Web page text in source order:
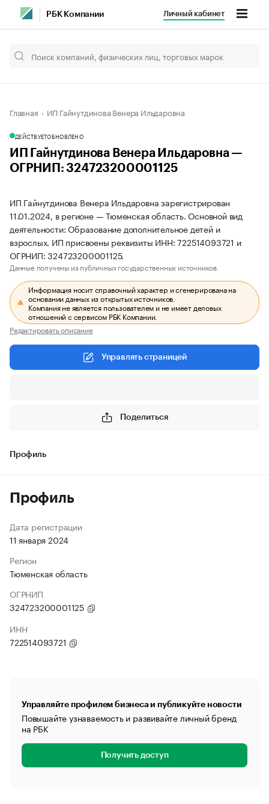
РБК Компании Личный кабинет
Главная ИП Гайнутдинова Венера Ильдаровна
ДЕЙСТВУЕТОБНОВЛЕНО
ИП Гайнутдинова Венера Ильдаровна —
ОГРНИП: 324723200001125
ИП Гайнутдинова Венера Ильдаровна зарегистрирован
11.01.2024, в регионе — Тюменская область. Основной вид
деятельности: Образование дополнительное детей и
взрослых. ИП присвоены реквизиты ИНН: 722514093721 и
ОГРНИП: 324723200001125.
Данные получены из публичных государственных источников.
Информация носит справочный характер и сгенерирована на
основании данных из открытых источников.
Компания не является пользователем и не имеет деловых
отношений с сервисом РБК Компании.
Редактировать описание
Управлять страницей
Поделиться
Профиль
Профиль
Дата регистрации
11 января 2024
Регион
Тюменская область
ОГРНИП
324723200001125
ИНН
722514093721
Управляйте профилем бизнеса и публикуйте новости
Повышайте узнаваемость и развивайте личный бренд
на РБК
Получить доступ